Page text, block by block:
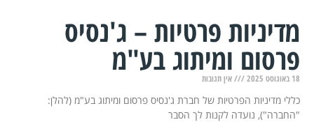
מדיניות פרטיות – ג'נסיס
פרסום ומיתוג בע"מ
18 באוגוסט 2025 אין תגובות
כללי מדיניות הפרטיות של חברת ג'נסיס פרסום ומיתוג בע"מ (להלן:
"החברה"), נועדה לקנות לך הסבר